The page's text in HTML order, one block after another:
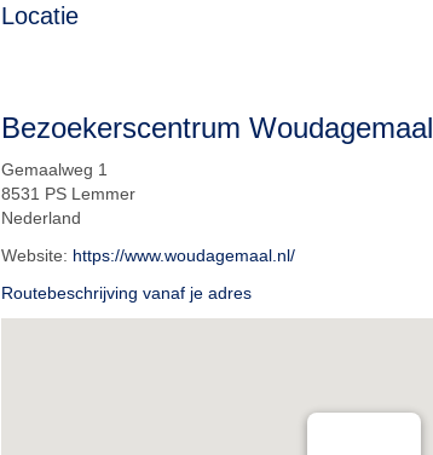
Locatie
Bezoekerscentrum Woudagemaal
Gemaalweg 1
8531 PS Lemmer
Nederland
Website: https://www.woudagemaal.nl/
Routebeschrijving vanaf je adres